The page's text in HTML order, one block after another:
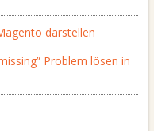
darstellen
Problem lösen in